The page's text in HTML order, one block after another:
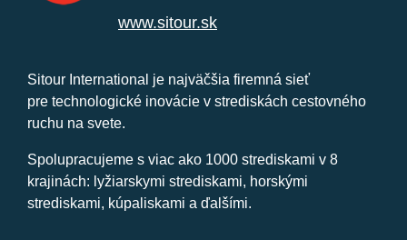
www.sitour.sk
Sitour International je najväčšia firemná sieť
pre technologické inovácie v strediskách cestovného
ruchu na svete.
Spolupracujeme s viac ako 1000 strediskami v 8
krajinách: lyžiarskymi strediskami, horskými
strediskami, kúpaliskami a ďalšími.